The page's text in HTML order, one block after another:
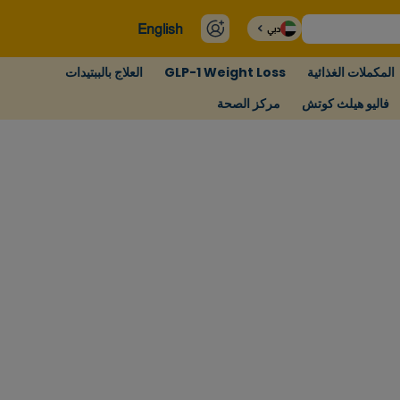
دبي English
المكملات الغذائية GLP-1 Weight Loss
العلاج بالببتيدات
فاليو هيلث كوتش
مركز الصحة